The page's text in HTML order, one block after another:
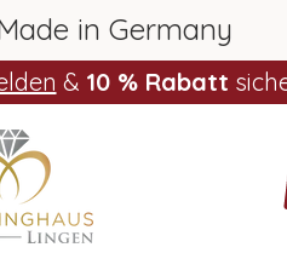
in Germany
& 10 % Rabatt